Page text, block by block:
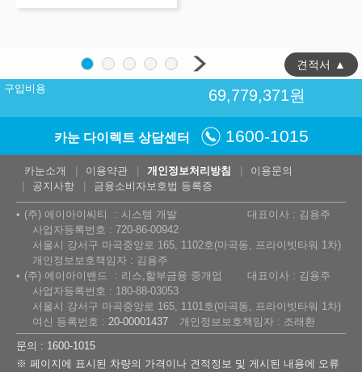
구입비용 69,779,371원
견적서 ▲
카눈 다이렉트 상담센터 1600-1015
카눈소개 이용약관 개인정보처리방침
이용문의
공지사항
금융소비자보호법 등록증
(주) 에이아이씨티 시스템 개발
대표이사 : 김용주
사업자등록번호 : 720-86-00942
서울시 강서구 마곡중앙로 165, 1102호(마곡동, 프라이빗타워 1차)
개인정보보호책임자 : 김용주
(주) 에이아이밴드
리스,할부금융 중개업
대표이사 : 김용주
사업자등록번호 : 180-88-03053
서울시 강서구 마곡중앙로 165, 1101호(마곡동, 프라이빗타워 1차)
여신 등록번호 : 20-00001437
개인정보보호책임자 : 조래환
문의 : 1600-1015
※ 페이지에 표시된 차량의 가격이나 견적정보 및 게시된 내용에 오류